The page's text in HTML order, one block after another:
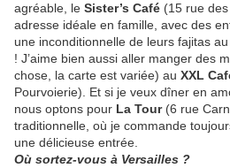
agréable, le Sister’s Café (15 rue
adresse idéale en famille, avec des
une inconditionnelle de leurs fajitas
! J’aime bien aussi aller manger des
chose, la carte est variée) au XXL
Pourvoierie). Et si je veux dîner en
nous optons pour La Tour(6 rue
traditionnelle, où je commande toujours
une délicieuse entrée.
Où sortez-vous à Versailles ?